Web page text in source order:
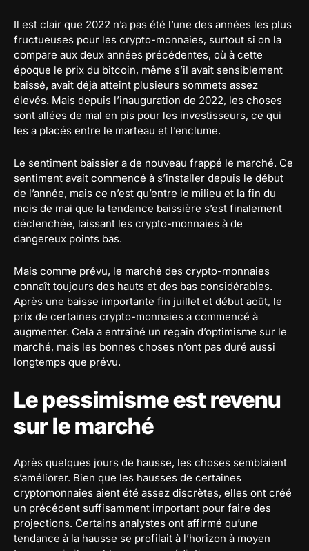
Il est clair que 2022 n’a pas été l’une des années les plus
fructueuses pour les crypto-monnaies, surtout si on la
compare aux deux années précédentes, où à cette
époque le prix du bitcoin, même s’il avait sensiblement
baissé, avait déjà atteint plusieurs sommets assez
élevés. Mais depuis l’inauguration de 2022, les choses
sont allées de mal en pis pour les investisseurs, ce qui
les a placés entre le marteau et l’enclume.
Le sentiment baissier a de nouveau frappé le marché. Ce
sentiment avait commencé à s’installer depuis le début
de l’année, mais ce n’est qu’entre le milieu et la fin du
mois de mai que la tendance baissière s’est finalement
déclenchée, laissant les crypto-monnaies à de
dangereux points bas.
Mais comme prévu, le marché des crypto-monnaies
connaît toujours des hauts et des bas considérables.
Après une baisse importante fin juillet et début août, le
prix de certaines crypto-monnaies a commencé à
augmenter. Cela a entraîné un regain d’optimisme sur le
marché, mais les bonnes choses n’ont pas duré aussi
longtemps que prévu.
Le pessimisme est revenu
sur le marché
Après quelques jours de hausse, les choses semblaient
s’améliorer. Bien que les hausses de certaines
cryptomonnaies aient été assez discrètes, elles ont créé
un précédent suffisamment important pour faire des
projections. Certains analystes ont affirmé qu’une
tendance à la hausse se profilait à l’horizon à moyen